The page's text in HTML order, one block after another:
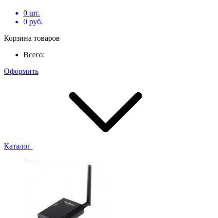
0 шт.
0 руб.
Корзина товаров
Всего:
Оформить
Каталог